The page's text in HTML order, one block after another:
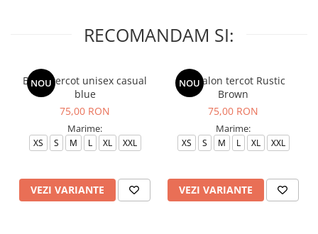
RECOMANDAM SI:
NOU
Bluza tercot unisex casual
blue
75,00 RON
Marime:
XS S M L XL XXL
VEZI VARIANTE
NOU
Pantalon tercot Rustic
Brown
75,00 RON
Marime:
XS S M L XL XXL
VEZI VARIANTE